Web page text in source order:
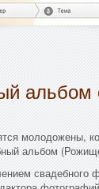
альбом
молодожены,
альбом
свадебного